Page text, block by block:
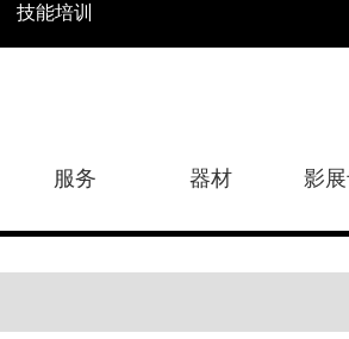
技能培训
服务 器材 影